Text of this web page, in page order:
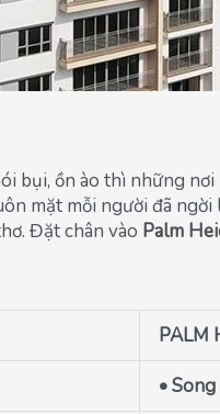
bụi, ồn ào thì những
mặt mỗi người đã
Đặt chân vào Palm
PALM
•